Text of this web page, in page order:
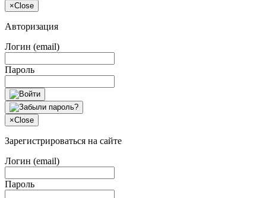
×Close
Авторизация
Логин (email)
Пароль
×Close
Зарегистрироваться на сайте
Логин (email)
Пароль